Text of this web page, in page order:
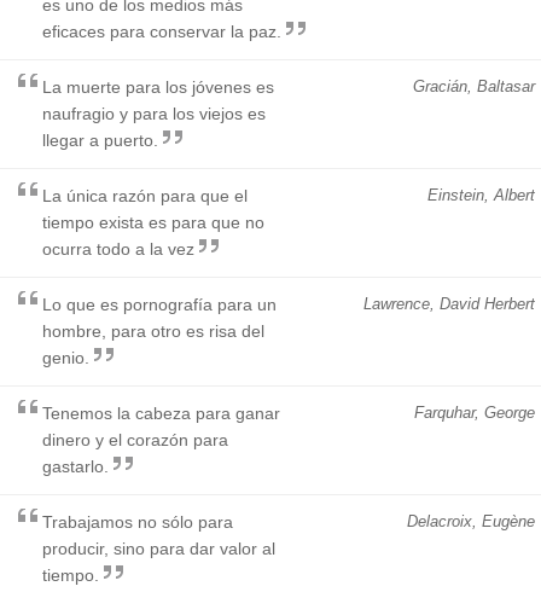
es uno de los medios más
eficaces para conservar la paz.
Gracián, Baltasar
La muerte para los jóvenes es
naufragio y para los viejos es
llegar a puerto.
Einstein, Albert
La única razón para que el
tiempo exista es para que no
ocurra todo a la vez
Lawrence, David Herbert
Lo que es pornografía para un
hombre, para otro es risa del
genio.
Farquhar, George
Tenemos la cabeza para ganar
dinero y el corazón para
gastarlo.
Delacroix, Eugène
Trabajamos no sólo para
producir, sino para dar valor al
tiempo.